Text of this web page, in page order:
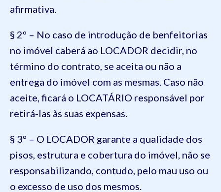
afirmativa.
§ 2º – No caso de introdução de benfeitorias
no imóvel caberá ao LOCADOR decidir, no
término do contrato, se aceita ou não a
entrega do imóvel com as mesmas. Caso não
aceite, ficará o LOCATÁRIO responsável por
retirá-las às suas expensas.
§ 3º – O LOCADOR garante a qualidade dos
pisos, estrutura e cobertura do imóvel, não se
responsabilizando, contudo, pelo mau uso ou
o excesso de uso dos mesmos.